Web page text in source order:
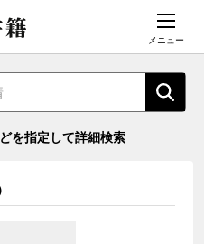
メニュー
を指定して詳細検索